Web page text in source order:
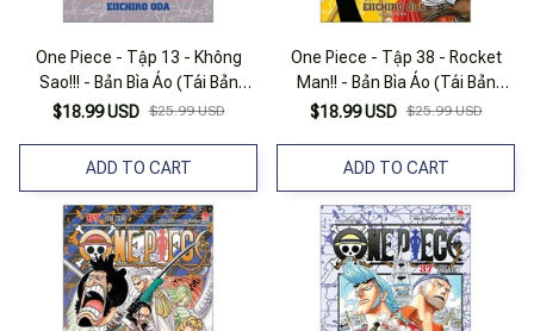
One Piece - Tập 13 - Không
Sao!!! - Bản Bìa Áo (Tái Bản
2025)
$18.99 USD $25.99 USD
ADD TO CART
One Piece - Tập 38 - Rocket
Man!! - Bản Bìa Áo (Tái Bản
2025)
$18.99 USD $25.99 USD
ADD TO CART